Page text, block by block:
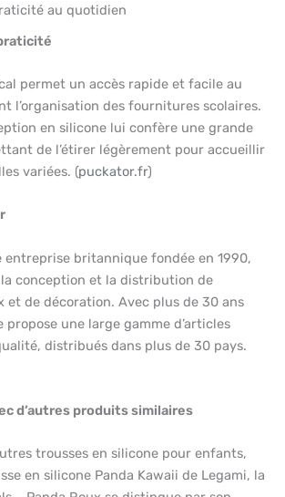
au quotidien
permet un accès rapide et facile au
l’organisation des fournitures scolaires.
en silicone lui confère une grande
de l’étirer légèrement pour accueillir
variées. (puckator.fr)
entreprise britannique fondée en 1990,
conception et la distribution de
et de décoration. Avec plus de 30 ans
propose une large gamme d’articles
distribués dans plus de 30 pays.
d’autres produits similaires
trousses en silicone pour enfants,
en silicone Panda Kawaii de Legami, la